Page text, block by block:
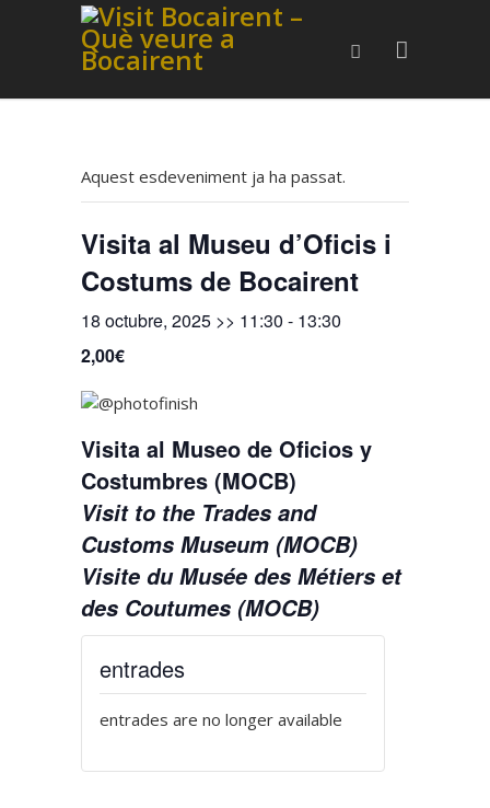
Aquest esdeveniment ja ha passat.
Visita al Museu d’Oficis i
Costums de Bocairent
18 octubre, 2025 >> 11:30 - 13:30
2,00€
Visita al Museo de Oficios y
Costumbres (MOCB)
Visit to the Trades and
Customs Museum (MOCB)
Visite du Musée des Métiers et
des Coutumes (MOCB)
entrades
entrades are no longer available